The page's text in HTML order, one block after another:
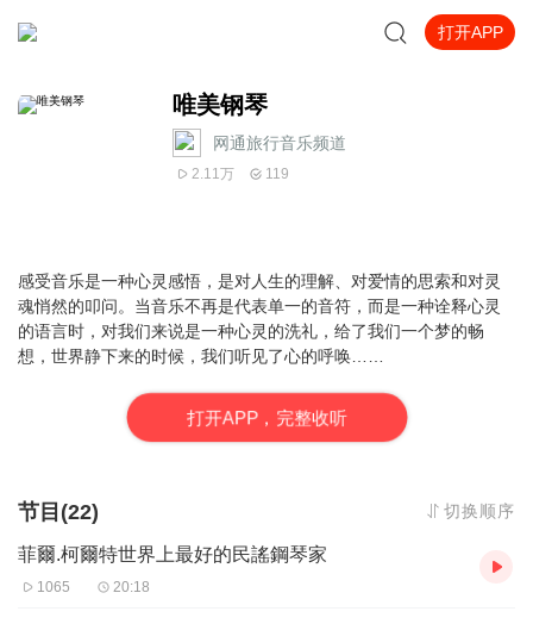
打开APP
唯美钢琴
网通旅行音乐频道
2.11万 119
感受音乐是一种心灵感悟，是对人生的理解、对爱情的思索和对灵
魂悄然的叩问。当音乐不再是代表单一的音符，而是一种诠释心灵
的语言时，对我们来说是一种心灵的洗礼，给了我们一个梦的畅
想，世界静下来的时候，我们听见了心的呼唤……
打开APP，完整收听
节目(22) 切换顺序
菲爾.柯爾特世界上最好的民謠鋼琴家
1065 20:18